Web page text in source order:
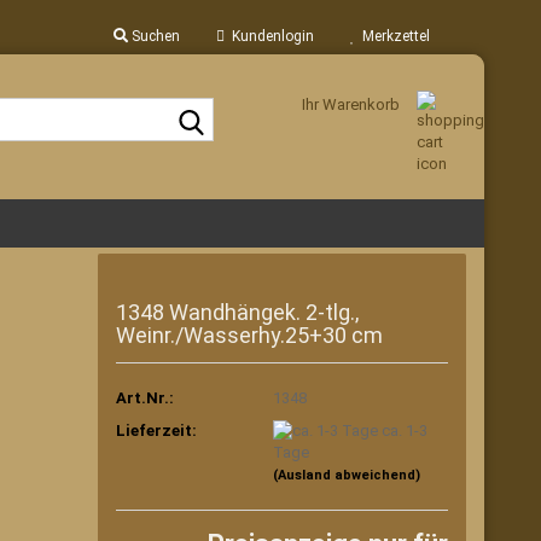
Suchen Kundenlogin Merkzettel
Ihr Warenkorb
1348 Wandhängek. 2-tlg.,
Weinr./Wasserhy.25+30 cm
Art.Nr.:
1348
Lieferzeit:
ca. 1-3
Tage
(Ausland abweichend)